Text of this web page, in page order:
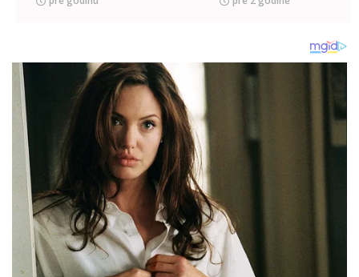
evo ko je otpevao